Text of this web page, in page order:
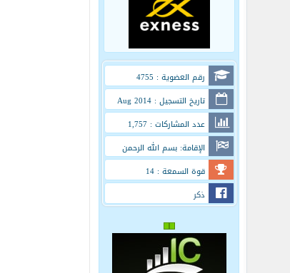
رقم العضوية : 4755
تاريخ التسجيل : Aug 2014
عدد المشاركات : 1,757
الإقامة: بسم الله الرحمن
الرحيم
قوة السمعة : 14
ذكر